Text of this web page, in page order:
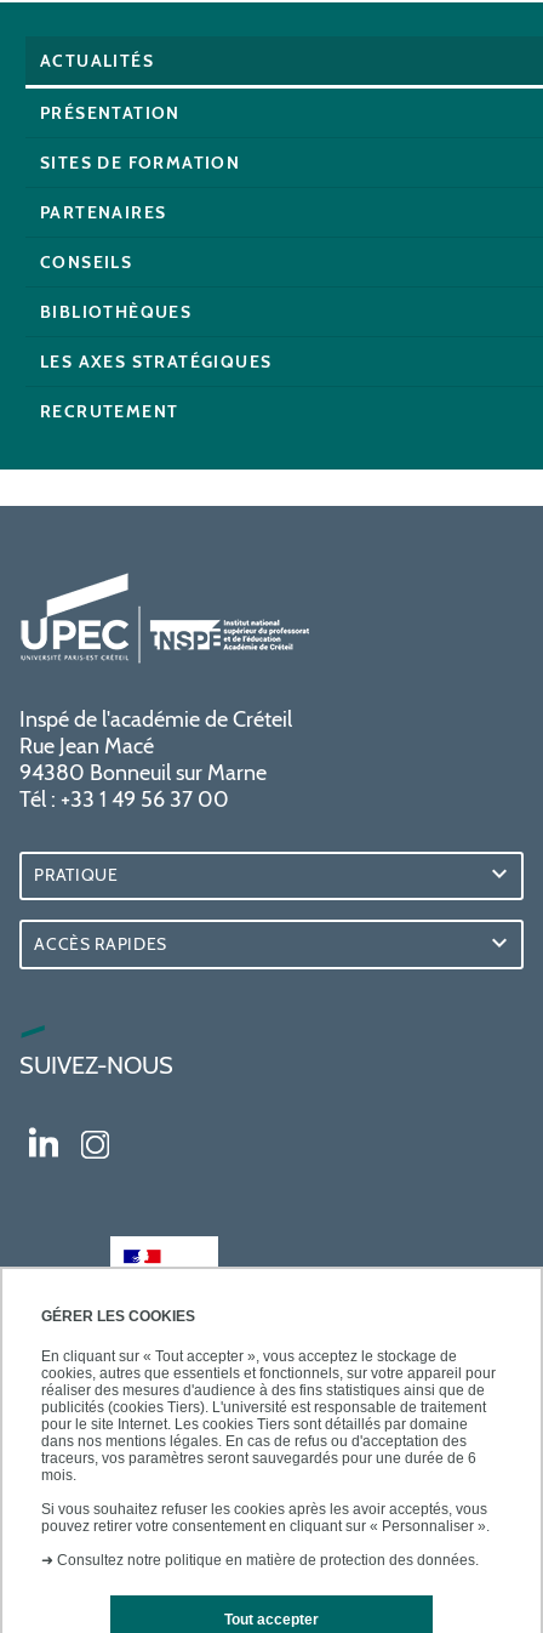
GÉRER LES COOKIES
En cliquant sur « Tout accepter », vous acceptez le stockage de
cookies, autres que essentiels et fonctionnels, sur votre appareil pour
réaliser des mesures d'audience à des fins statistiques ainsi que de
publicités (cookies Tiers). L'université est responsable de traitement
pour le site Internet. Les cookies Tiers sont détaillés par domaine
dans nos mentions légales. En cas de refus ou d'acceptation des
traceurs, vos paramètres seront sauvegardés pour une durée de 6
mois.
Si vous souhaitez refuser les cookies après les avoir acceptés, vous
pouvez retirer votre consentement en cliquant sur « Personnaliser ».
➜ Consultez notre politique en matière de protection des données.
Tout accepter
ACTUALITÉS
PRÉSENTATION
SITES DE FORMATION
PARTENAIRES
CONSEILS
BIBLIOTHÈQUES
LES AXES STRATÉGIQUES
RECRUTEMENT
Inspé de l'académie de Créteil
Rue Jean Macé
94380 Bonneuil sur Marne
Tél : +33 1 49 56 37 00
PRATIQUE
ACCÈS RAPIDES
SUIVEZ-NOUS